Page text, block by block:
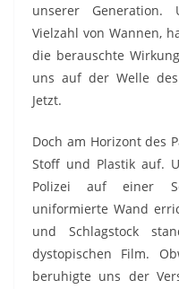
unserer Generation.
Vielzahl von Wannen,
die berauschte
uns auf der Welle
Jetzt.
Doch am Horizont des
Stoff und Plastik auf.
Polizei auf einer
uniformierte Wand
und Schlagstock
dystopischen Film.
beruhigte uns der